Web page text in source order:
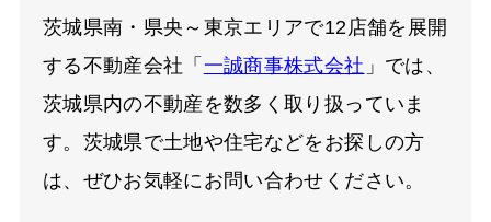
茨城県南・県央～東京エリアで12店舗を展開
する不動産会社「 一誠商事株式会社 」では、
茨城県内の不動産を数多く取り扱っていま
す。茨城県で土地や住宅などをお探しの方
は、ぜひお気軽にお問い合わせください。